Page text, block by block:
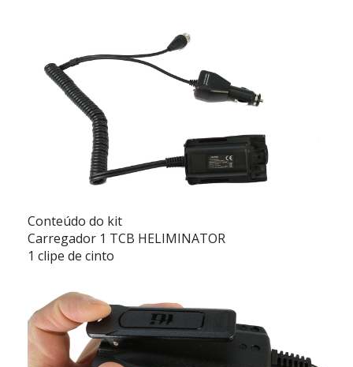
Conteúdo do kit
Carregador 1 TCB HELIMINATOR
1 clipe de cinto